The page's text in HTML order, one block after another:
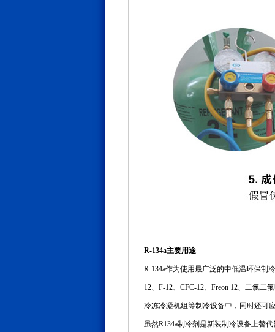
R-134a主要用途
R-134a作为使用最广泛的中低温环保制
12、F-12、CFC-12、Freon 12、二氯
冷冻冷凝机组等制冷设备中，同时还可
虽然R134a制冷剂是新装制冷设备上替